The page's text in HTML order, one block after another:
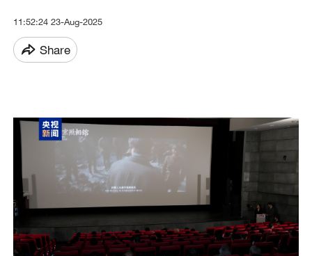
11:52:24 23-Aug-2025
Share